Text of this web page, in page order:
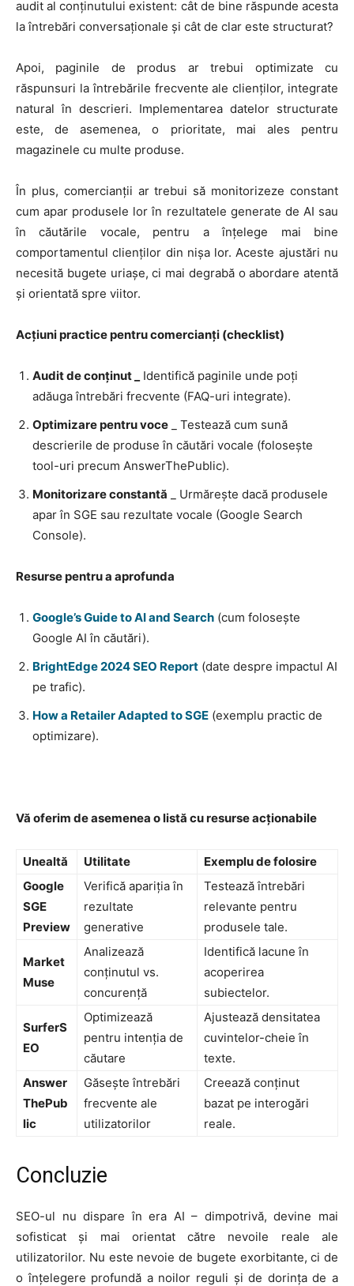
NEWS
EVENIMENTE
MARKETING
AI
LEGAL & DP
STUDIES
CONTACT
audit al conținutului existent: cât de bine răspunde acesta
la întrebări conversaționale și cât de clar este structurat?
Apoi, paginile de produs ar trebui optimizate cu
răspunsuri la întrebările frecvente ale clienților, integrate
natural în descrieri. Implementarea datelor structurate
este, de asemenea, o prioritate, mai ales pentru
magazinele cu multe produse.
În plus, comercianții ar trebui să monitorizeze constant
cum apar produsele lor în rezultatele generate de AI sau
în căutările vocale, pentru a înțelege mai bine
comportamentul clienților din nișa lor. Aceste ajustări nu
necesită bugete uriașe, ci mai degrabă o abordare atentă
și orientată spre viitor.
Acțiuni practice pentru comercianți (checklist)
Audit de conținut
Identifică paginile unde poți
adăuga întrebări frecvente (FAQ-uri integrate).
Optimizare pentru voce _ Testează cum sună
descrierile de produse în căutări vocale (folosește
tool-uri precum AnswerThePublic).
Monitorizare constantă _ Urmărește dacă produsele
apar în SGE sau rezultate vocale (Google Search
Console).
Resurse pentru a aprofunda
Google’s Guide to AI and Search (cum folosește
Google AI în căutări).
BrightEdge 2024 SEO Report (date despre impactul AI
pe trafic).
How a Retailer Adapted to SGE (exemplu practic de
optimizare).
Vă oferim de asemenea o listă cu resurse acționabile
Unealtă Utilitate
Exemplu de folosire
Google
SGE
Preview
Verifică apariția în
rezultate
generative
Testează întrebări
relevante pentru
produsele tale.
Market
Muse
Analizează
conținutul vs.
concurență
Identifică lacune în
acoperirea
subiectelor.
SurferS
EO
Optimizează
pentru intenția de
căutare
Ajustează densitatea
cuvintelor-cheie în
texte.
Answer
ThePub
lic
Găsește întrebări
frecvente ale
utilizatorilor
Creează conținut
bazat pe interogări
reale.
Concluzie
SEO-ul nu dispare în era AI – dimpotrivă, devine mai
sofisticat și mai orientat către nevoile reale ale
utilizatorilor. Nu este nevoie de bugete exorbitante, ci de
o înțelegere profundă a noilor reguli și de dorința de a